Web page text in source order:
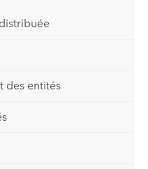
des entités